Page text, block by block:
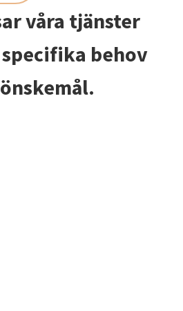
våra tjänster
behov